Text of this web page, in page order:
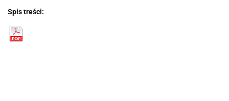
Spis treści: